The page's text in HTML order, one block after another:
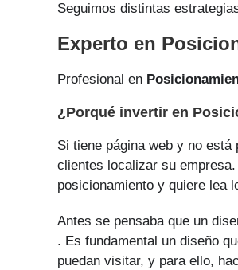
Seguimos distintas
Experto en
Profesional en
¿Porqué invertir en
Si tiene página web y no
clientes localizar su
posicionamiento y quiere lea
Antes se pensaba que un
. Es fundamental un diseño
puedan visitar, y para ello,